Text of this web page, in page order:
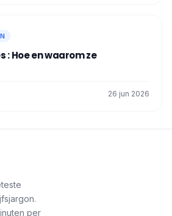
maar op "Post" te klikken.
hebben het je gezegd:
: Hoe en waarom ze
26 jun 2026
per